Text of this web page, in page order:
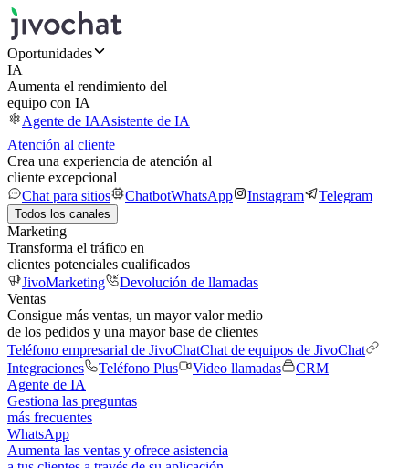
Oportunidades
IA
Aumenta el rendimiento del
equipo con IA
Agente de IAAsistente de IA
Atención al cliente
Crea una experiencia de atención al
cliente excepcional
Chat para sitios
ChatbotWhatsApp Instagram Telegram
Todos los canales
Marketing
Transforma el tráfico en
clientes potenciales cualificados
JivoMarketing
Devolución de llamadas
Ventas
Consigue más ventas, un mayor valor medio
de los pedidos y una mayor base de clientes
Teléfono empresarial de JivoChatChat de equipos de JivoChat
Integraciones
Teléfono Plus Video llamadas
CRM
Agente de IA
Gestiona las preguntas
más frecuentes
WhatsApp
Aumenta las ventas y ofrece asistencia